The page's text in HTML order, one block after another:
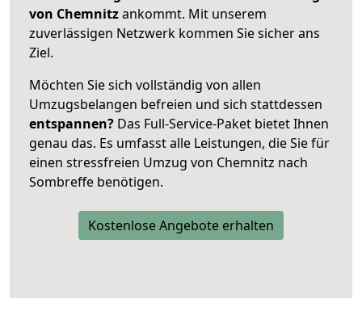
von Chemnitzankommt. Mit unserem
zuverlässigen Netzwerk kommen Sie sicher ans
Ziel.
Möchten Sie sich vollständig von allen
Umzugsbelangen befreien und sich stattdessen
entspannen? Das Full-Service-Paket bietet Ihnen
genau das. Es umfasst alle Leistungen, die Sie für
einen stressfreien Umzug von Chemnitz nach
Sombreffe benötigen.
Kostenlose Angebote erhalten